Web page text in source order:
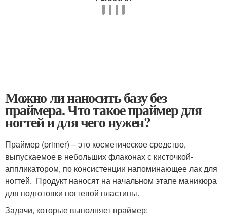
Можно ли наносить базу без
праймера. Что такое праймер для
ногтей и для чего нужен?
Праймер (primer) – это косметическое средство,
выпускаемое в небольших флаконах с кисточкой-
аппликатором, по консистенции напоминающее лак для
ногтей. Продукт наносят на начальном этапе маникюра
для подготовки ногтевой пластины.
Задачи, которые выполняет праймер: